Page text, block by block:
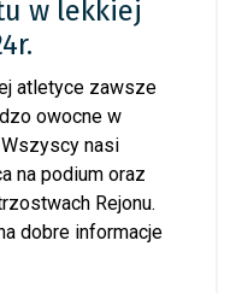
w lekkiej
atletyce zawsze
owocne w
nasi
na podium oraz
Rejonu.
dobre informacje